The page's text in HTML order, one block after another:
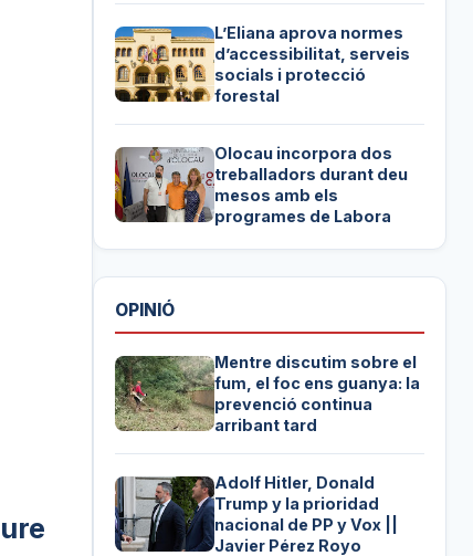
L’Eliana aprova normes
d’accessibilitat, serveis
socials i protecció
forestal
Olocau incorpora dos
treballadors durant deu
mesos amb els
programes de Labora
OPINIÓ
Mentre discutim sobre el
fum, el foc ens guanya: la
prevenció continua
arribant tard
Adolf Hitler, Donald
Trump y la prioridad
nacional de PP y Vox ||
Javier Pérez Royo